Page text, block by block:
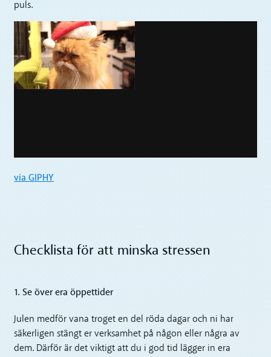
puls.
via GIPHY
Checklista för att minska stressen
1. Se över era öppettider
Julen medför vana troget en del röda dagar och ni har
säkerligen stängt er verksamhet på någon eller några av
dem. Därför är det viktigt att du i god tid lägger in era